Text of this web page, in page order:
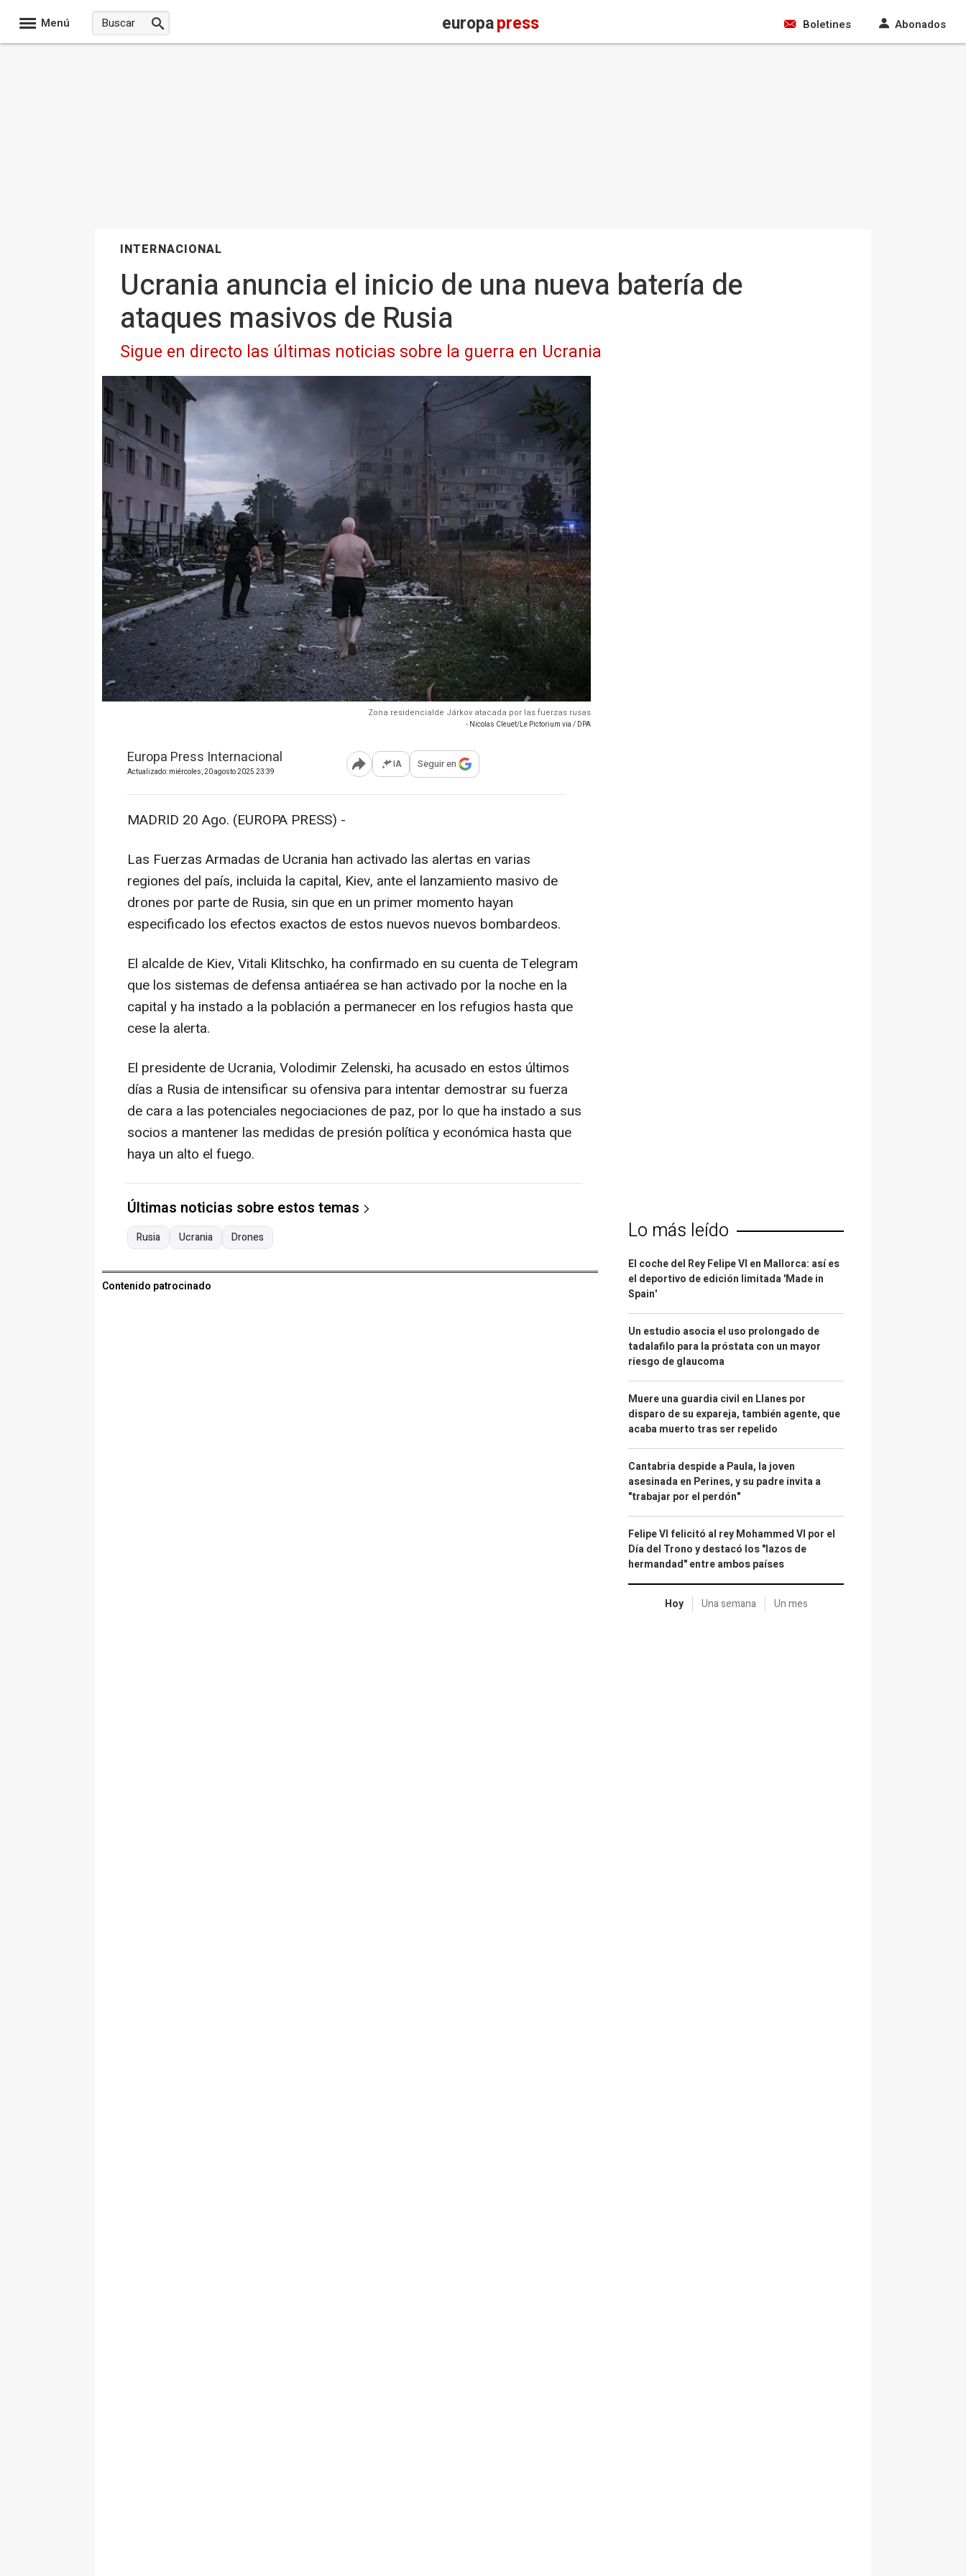
Menú europapress Boletines Abonados
INTERNACIONAL
Ucrania anuncia el inicio de una nueva batería de
ataques masivos de Rusia
Sigue en directo las últimas noticias sobre la guerra en Ucrania
Zona residencialde Járkov atacada por las fuerzas rusas
- Nicolas Cleuet/Le Pictorium via / DPA
Europa Press Internacional
Actualizado: miércoles, 20 agosto 2025 23:39 Abrir opciones para compartir
IA Seguir en
MADRID 20 Ago. (EUROPA PRESS) -
Las Fuerzas Armadas de Ucrania han activado las alertas en varias
regiones del país, incluida la capital, Kiev, ante el lanzamiento masivo de
drones por parte de Rusia, sin que en un primer momento hayan
especificado los efectos exactos de estos nuevos nuevos bombardeos.
El alcalde de Kiev, Vitali Klitschko, ha confirmado en su cuenta de Telegram
que los sistemas de defensa antiaérea se han activado por la noche en la
capital y ha instado a la población a permanecer en los refugios hasta que
cese la alerta.
El presidente de Ucrania, Volodimir Zelenski, ha acusado en estos últimos
días a Rusia de intensificar su ofensiva para intentar demostrar su fuerza
de cara a las potenciales negociaciones de paz, por lo que ha instado a sus
socios a mantener las medidas de presión política y económica hasta que
haya un alto el fuego.
Últimas noticias sobre estos temas
Rusia Ucrania Drones
Contenido patrocinado
Lo más leído
El coche del Rey Felipe VI en Mallorca: así es
el deportivo de edición limitada 'Made in
Spain'
Un estudio asocia el uso prolongado de
tadalafilo para la próstata con un mayor
riesgo de glaucoma
Muere una guardia civil en Llanes por
disparo de su expareja, también agente, que
acaba muerto tras ser repelido
Cantabria despide a Paula, la joven
asesinada en Perines, y su padre invita a
"trabajar por el perdón"
Felipe VI felicitó al rey Mohammed VI por el
Día del Trono y destacó los "lazos de
hermandad" entre ambos países
Hoy Una semana Un mes